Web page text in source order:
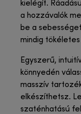
kielégít.
a hozzávalók
be a
mindig
Egyszerű,
könnyedén
masszív
elkészíthetsz.
szaténhatású